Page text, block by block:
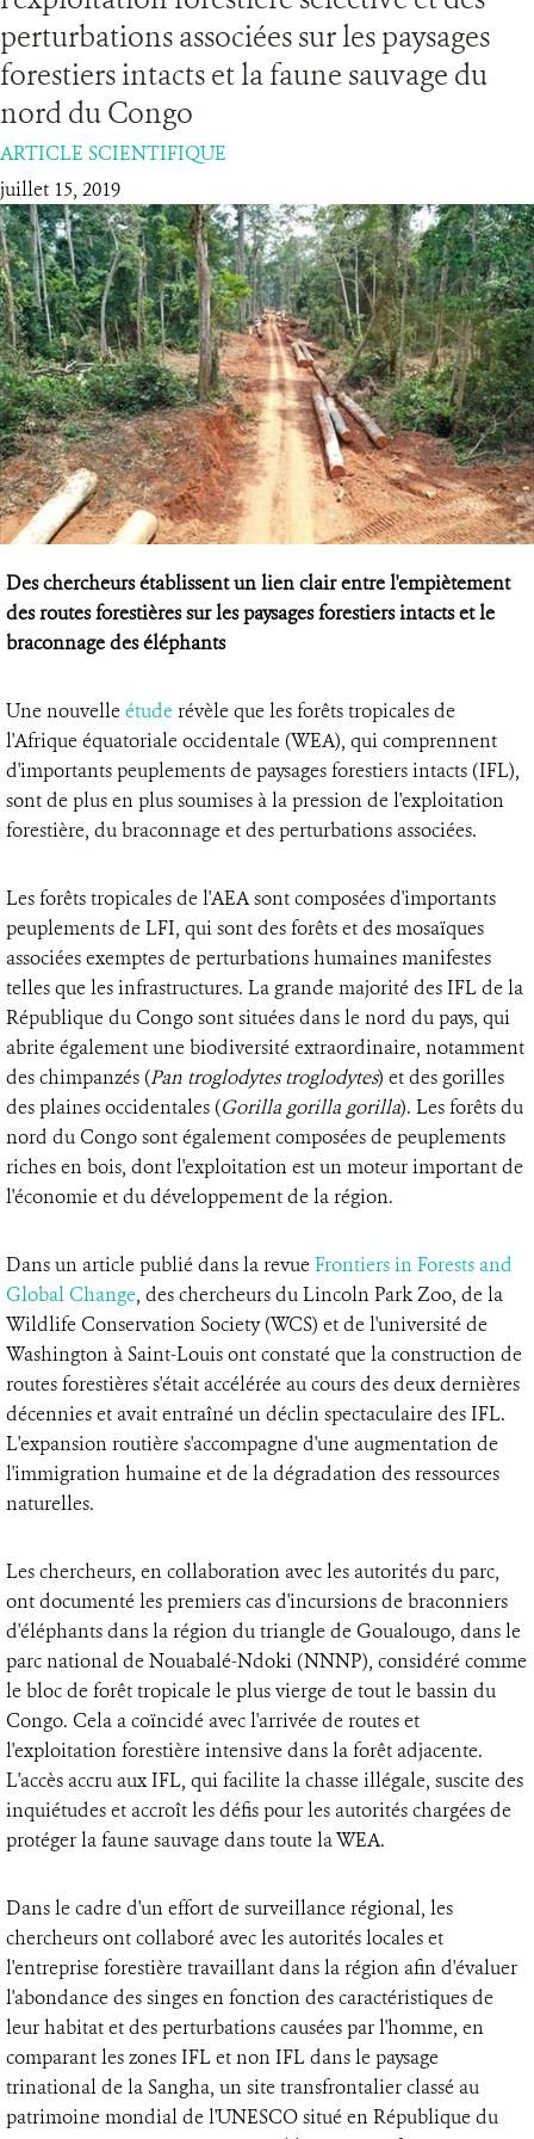
RESSOURCES
perturbations associées sur les paysages
forestiers intacts et la faune sauvage du
nord du Congo
ARTICLE SCIENTIFIQUE
juillet 15, 2019
Des chercheurs établissent un lien clair entre l'empiètement
des routes forestières sur les paysages forestiers intacts et le
braconnage des éléphants
Une nouvelleétuderévèle que les forêts tropicales de
l'Afrique équatoriale occidentale (WEA), qui comprennent
d'importants peuplements de paysages forestiers intacts (IFL),
sont de plus en plus soumises à la pression de l'exploitation
forestière, du braconnage et des perturbations associées.
Les forêts tropicales de l'AEA sont composées d'importants
peuplements de LFI, qui sont des forêts et des mosaïques
associées exemptes de perturbations humaines manifestes
telles que les infrastructures. La grande majorité des IFL de la
République du Congo sont situées dans le nord du pays, qui
abrite également une biodiversité extraordinaire, notamment
des chimpanzés (Pan troglodytes troglodytes) et des gorilles
des plaines occidentales (Gorilla gorilla gorilla). Les forêts du
nord du Congo sont également composées de peuplements
riches en bois, dont l'exploitation est un moteur important de
l'économie et du développement de la région.
Dans un article publié dans la revueFrontiers in Forests and
Global Change, des chercheurs du Lincoln Park Zoo, de la
Wildlife Conservation Society (WCS) et de l'université de
Washington à Saint-Louis ont constaté que la construction de
routes forestières s'était accélérée au cours des deux dernières
décennies et avait entraîné un déclin spectaculaire des IFL.
L'expansion routière s'accompagne d'une augmentation de
l'immigration humaine et de la dégradation des ressources
naturelles.
Les chercheurs, en collaboration avec les autorités du parc,
ont documenté les premiers cas d'incursions de braconniers
d'éléphants dans la région du triangle de Goualougo, dans le
parc national de Nouabalé-Ndoki (NNNP), considéré comme
le bloc de forêt tropicale le plus vierge de tout le bassin du
Congo. Cela a coïncidé avec l'arrivée de routes et
l'exploitation forestière intensive dans la forêt adjacente.
L'accès accru aux IFL, qui facilite la chasse illégale, suscite des
inquiétudes et accroît les défis pour les autorités chargées de
protéger la faune sauvage dans toute la WEA.
Dans le cadre d'un effort de surveillance régional, les
chercheurs ont collaboré avec les autorités locales et
l'entreprise forestière travaillant dans la région afin d'évaluer
l'abondance des singes en fonction des caractéristiques de
leur habitat et des perturbations causées par l'homme, en
comparant les zones IFL et non IFL dans le paysage
trinational de la Sangha, un site transfrontalier classé au
patrimoine mondial de l'UNESCO situé en République du